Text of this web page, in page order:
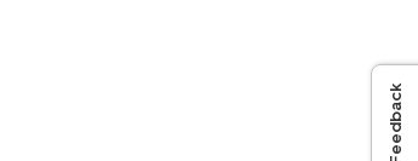
Feedback